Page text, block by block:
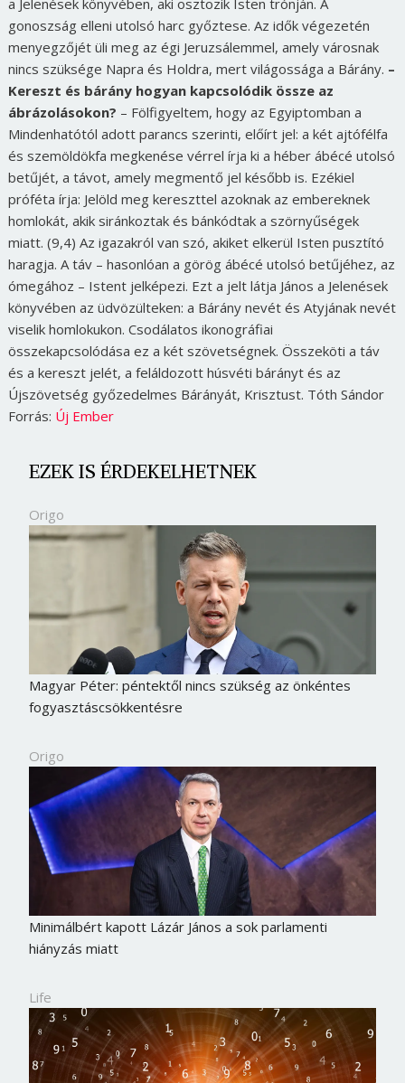
a Jelenések könyvében, aki osztozik Isten trónján. A
gonoszság elleni utolsó harc győztese. Az idők végezetén
menyegzőjét üli meg az égi Jeruzsálemmel, amely városnak
nincs szüksége Napra és Holdra, mert világossága a Bárány. –
Kereszt és bárány hogyan kapcsolódik össze az
ábrázolásokon? – Fölfigyeltem, hogy az Egyiptomban a
Mindenhatótól adott parancs szerinti, előírt jel: a két ajtófélfa
és szemöldökfa megkenése vérrel írja ki a héber ábécé utolsó
betűjét, a távot, amely megmentő jel később is. Ezékiel
próféta írja: Jelöld meg kereszttel azoknak az embereknek
homlokát, akik siránkoztak és bánkódtak a szörnyűségek
miatt. (9,4) Az igazakról van szó, akiket elkerül Isten pusztító
haragja. A táv – hasonlóan a görög ábécé utolsó betűjéhez, az
ómegához – Istent jelképezi. Ezt a jelt látja János a Jelenések
könyvében az üdvözülteken: a Bárány nevét és Atyjának nevét
viselik homlokukon. Csodálatos ikonográfiai
összekapcsolódása ez a két szövetségnek. Összeköti a táv
és a kereszt jelét, a feláldozott húsvéti bárányt és az
Újszövetség győzedelmes Bárányát, Krisztust. Tóth Sándor
Forrás: Új Ember
EZEK IS ÉRDEKELHETNEK
Origo
Magyar Péter: péntektől nincs szükség az önkéntes
fogyasztáscsökkentésre
Origo
Minimálbért kapott Lázár János a sok parlamenti
hiányzás miatt
Life